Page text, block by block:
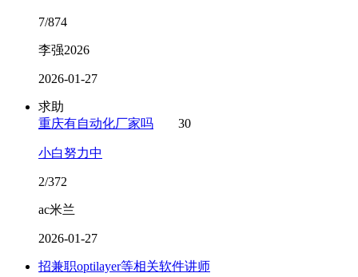
7/874
李强2026
2026-01-27
求助
重庆有自动化厂家吗
30
小白努力中
2/372
ac米兰
2026-01-27
招兼职optilayer等相关软件讲师